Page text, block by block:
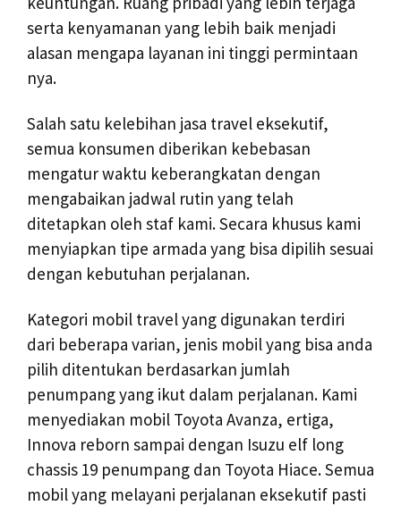
serta kenyamanan yang lebih baik menjadi
alasan mengapa layanan ini tinggi permintaan
nya.
Salah satu kelebihan jasa travel eksekutif,
semua konsumen diberikan kebebasan
mengatur waktu keberangkatan dengan
mengabaikan jadwal rutin yang telah
ditetapkan oleh staf kami. Secara khusus kami
menyiapkan tipe armada yang bisa dipilih sesuai
dengan kebutuhan perjalanan.
Kategori mobil travel yang digunakan terdiri
dari beberapa varian, jenis mobil yang bisa anda
pilih ditentukan berdasarkan jumlah
penumpang yang ikut dalam perjalanan. Kami
menyediakan mobil Toyota Avanza, ertiga,
Innova reborn sampai dengan Isuzu elf long
chassis 19 penumpang dan Toyota Hiace. Semua
mobil yang melayani perjalanan eksekutif pasti